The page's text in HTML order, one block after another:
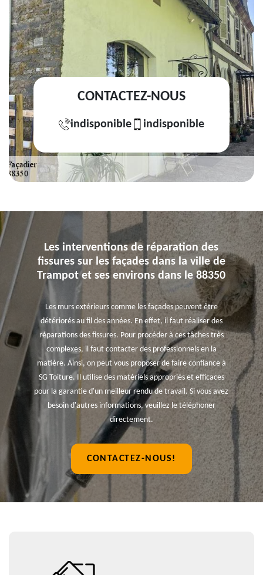
CONTACTEZ-NOUS
indisponible indisponible
Les interventions de réparation des
fissures sur les façades dans la ville de
Trampot et ses environs dans le 88350
Les murs extérieurs comme les façades peuvent être
détériorés au fil des années. En effet, il faut réaliser des
réparations des fissures. Pour procéder à ces tâches très
complexes, il faut contacter des professionnels en la
matière. Ainsi, on peut vous proposer de faire confiance à
SG Toiture. Il utilise des matériels appropriés et efficaces
pour la garantie d'un meilleur rendu de travail. Si vous avez
besoin d'autres informations, veuillez le téléphoner
directement.
CONTACTEZ-NOUS!